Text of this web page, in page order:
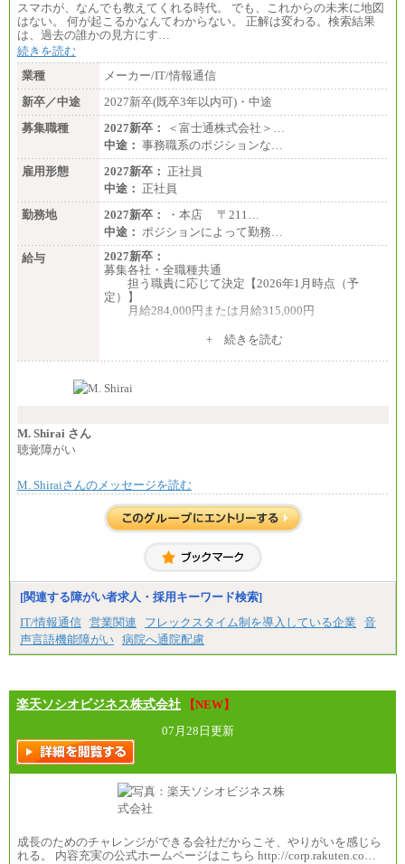
スマホが、なんでも教えてくれる時代。 でも、これからの未来に地図
はない。 何が起こるかなんてわからない。 正解は変わる。検索結果
は、過去の誰かの見方にす…
続きを読む
業種
メーカー/IT/情報通信
新卒／中途
2027新卒(既卒3年以内可)・中途
募集職種
2027新卒：
＜富士通株式会社＞…
中途： 事務職系のポジションな…
雇用形態
2027新卒： 正社員
中途： 正社員
勤務地
2027新卒：
・本店 〒211…
中途： ポジションによって勤務…
給与
2027新卒：
募集各社・全職種共通
担う職責に応じて決定【2026年1月時点（予
定）】
月給284,000円または月給315,000円
※入社後早期から、自律的な業務遂行が求めら
す。
い職責を担う方については、さらに高い金額を個別
※上記に加え、所定労働時間外に勤務をした場
※試用期間中も給与に変更はございません。
＜募集各社・全職種共通＞
月給21万円以上～
※試用期間中の給与に変更はありません。
ます。
+ 続きを読む
M. Shirai さん
聴覚障がい
M. Shiraiさんのメッセージを読む
[関連する障がい者求人・採用キーワード検索]
IT/情報通信 営業関連 フレックスタイム制を導入している企業
音
声言語機能障がい 病院へ通院配慮
楽天ソシオビジネス株式会社
【NEW】
07月28日更新
成長のためのチャレンジができる会社だからこそ、やりがいを感じら
れる。 内容充実の公式ホームページはこちら http://corp.rakuten.co…